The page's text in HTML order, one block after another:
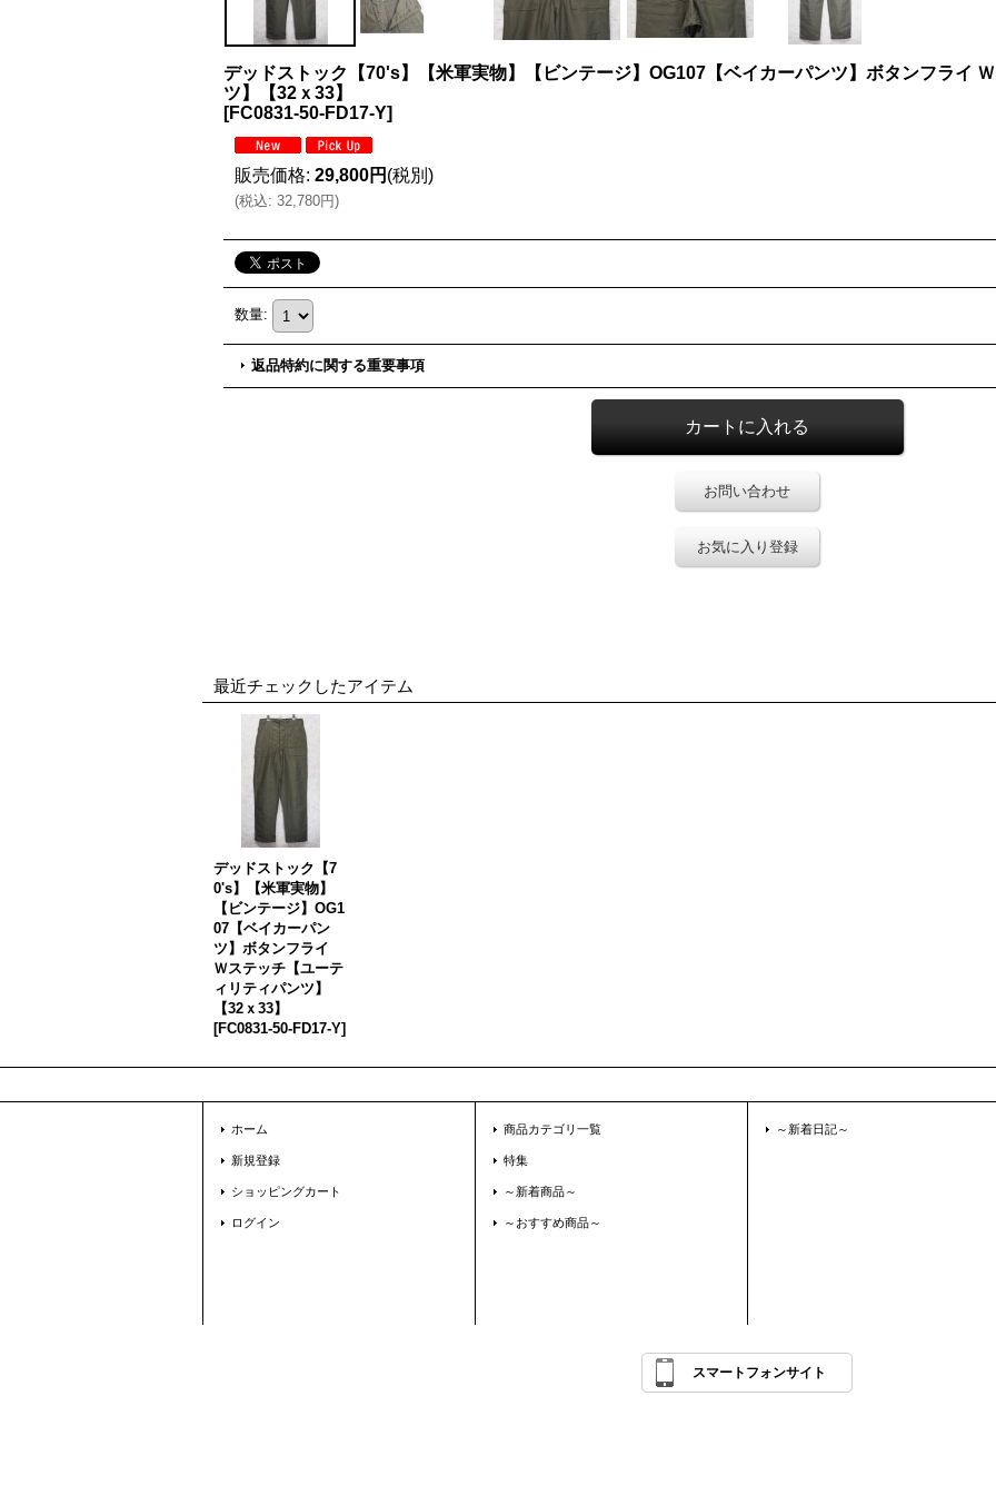
デッドストック【70's】【米軍実物】【ビンテージ】OG107【ベイカーパンツ】ボタンフライ
ツ】【32ｘ33】
[FC0831-50-FD17-Y]
販売価格: 29,800円 (税別)
(税込: 32,780円)
数量:
返品特約に関する重要事項
お問い合わせ
お気に入り登録
最近チェックしたアイテム
デッドストック【7
0's】【米軍実物】
【ビンテージ】OG1
07【ベイカーパン
ツ】ボタンフライ
Ｗステッチ【ユーテ
ィリティパンツ】
【32ｘ33】
[FC0831-50-FD17-Y]
ホーム
新規登録
ショッピングカート
ログイン
商品カテゴリ一覧
特集
～新着商品～
～おすすめ商品～
～新着日記～
スマートフォンサイト